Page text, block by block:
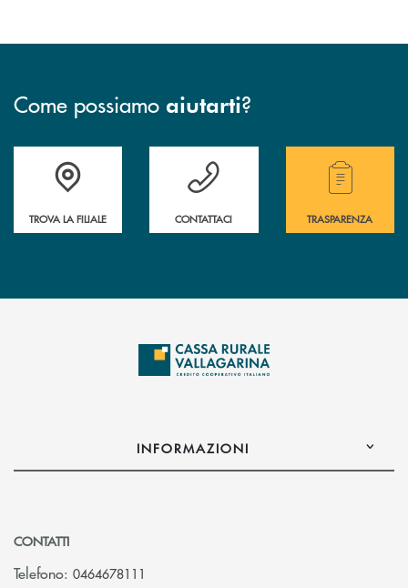
Come possiamo aiutarti?
Accedi all' elenco completo delle filiali .
TROVA LA FILIALE
Hai bisogno di assistenza immediata?
CONTATTACI
Hai bisogno di
TRASPARENZA
INFORMAZIONI
CONTATTI
Telefono: 0464678111